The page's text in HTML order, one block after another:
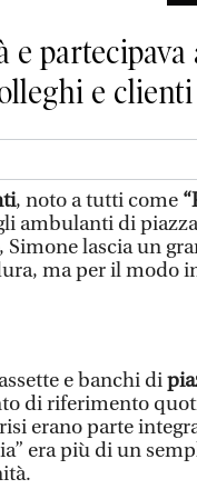
e clienti
, noto a tutti come
ambulanti di
Simone lascia un
ma per il modo
e banchi di
di riferimento
erano parte
era più di un